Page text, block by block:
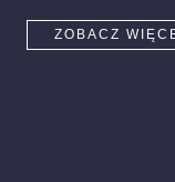
ZOBACZ